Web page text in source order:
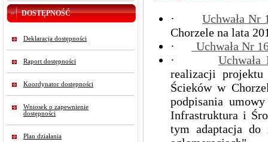
DOSTĘPNOŚĆ
Deklaracja dostępności
Raport dostępności
Koordynator dostępności
Wniosek o zapewnienie
dostępności
Plan działania
·
Uchwała
Chorzele na lata
·
Uchwała Nr
·
realizacji projektu
Ścieków w
podpisania
Infrastruktura i
tym adaptacja do